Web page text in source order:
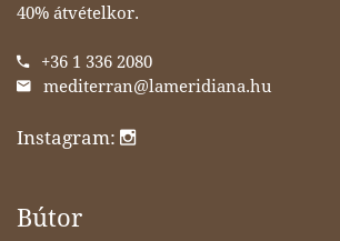
40% átvételkor.
+36 1 336 2080
mediterran@lameridiana.hu
Instagram:
Bútor